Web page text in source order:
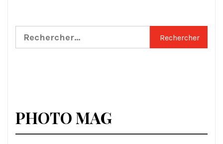
Rechercher :
PHOTO MAG